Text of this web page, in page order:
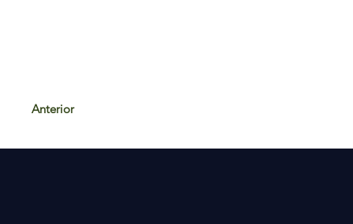
Anterior